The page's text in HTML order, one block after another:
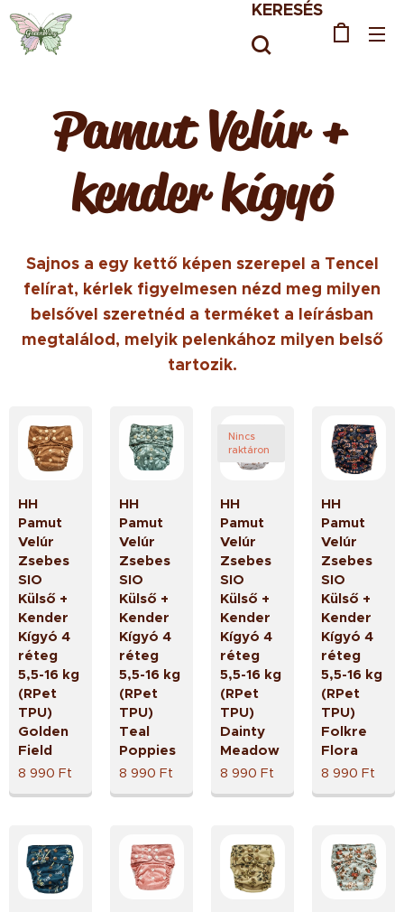
KERESÉS
Pamut Velúr +
kender kígyó
Sajnos a egy kettő képen szerepel a Tencel
felírat, kérlek figyelmesen nézd meg milyen
belsővel szeretnéd a terméket a leírásban
megtalálod, melyik pelenkához milyen belső
tartozik.
HH
Pamut
Velúr
Zsebes
SIO
Külső +
Kender
Kígyó 4
réteg
5,5-16 kg
(RPet
TPU)
Golden
Field
8 990 Ft
HH
Pamut
Velúr
Zsebes
SIO
Külső +
Kender
Kígyó 4
réteg
5,5-16 kg
(RPet
TPU)
Teal
Poppies
8 990 Ft
HH
Pamut
Velúr
Zsebes
SIO
Külső +
Kender
Kígyó 4
réteg
5,5-16 kg
(RPet
TPU)
Dainty
Meadow
Nincs
raktáron
8 990 Ft
HH
Pamut
Velúr
Zsebes
SIO
Külső +
Kender
Kígyó 4
réteg
5,5-16 kg
(RPet
TPU)
Folkre
Flora
8 990 Ft